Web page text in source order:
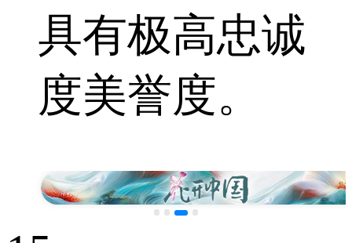
具有极高忠诚
度美誉度。